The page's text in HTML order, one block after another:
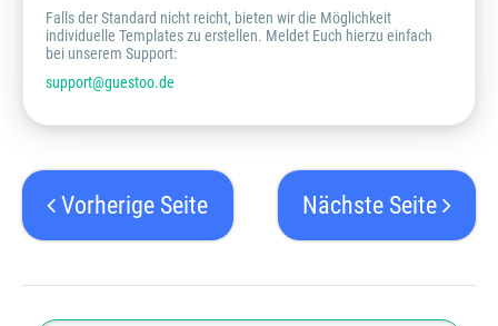
Falls der Standard nicht reicht, bieten wir die Möglichkeit
individuelle Templates zu erstellen. Meldet Euch hierzu einfach
bei unserem Support:
support@guestoo.de
Vorherige Seite Nächste Seite